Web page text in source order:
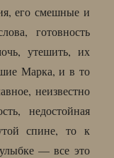
его смешные и
готовность
утешить, их
Марка, и в то
неизвестно
недостойная
спине, то к
— все это